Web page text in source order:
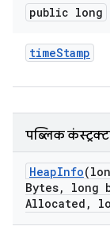
public long
timeStamp
पब्लिक
HeapInfo
Bytes, long
Allocated ,